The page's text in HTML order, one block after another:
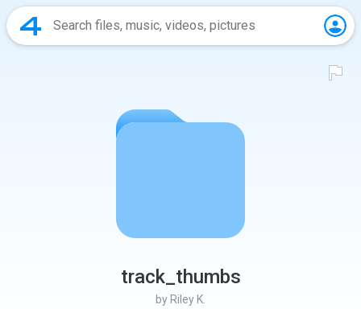
track_thumbs
by Riley K.